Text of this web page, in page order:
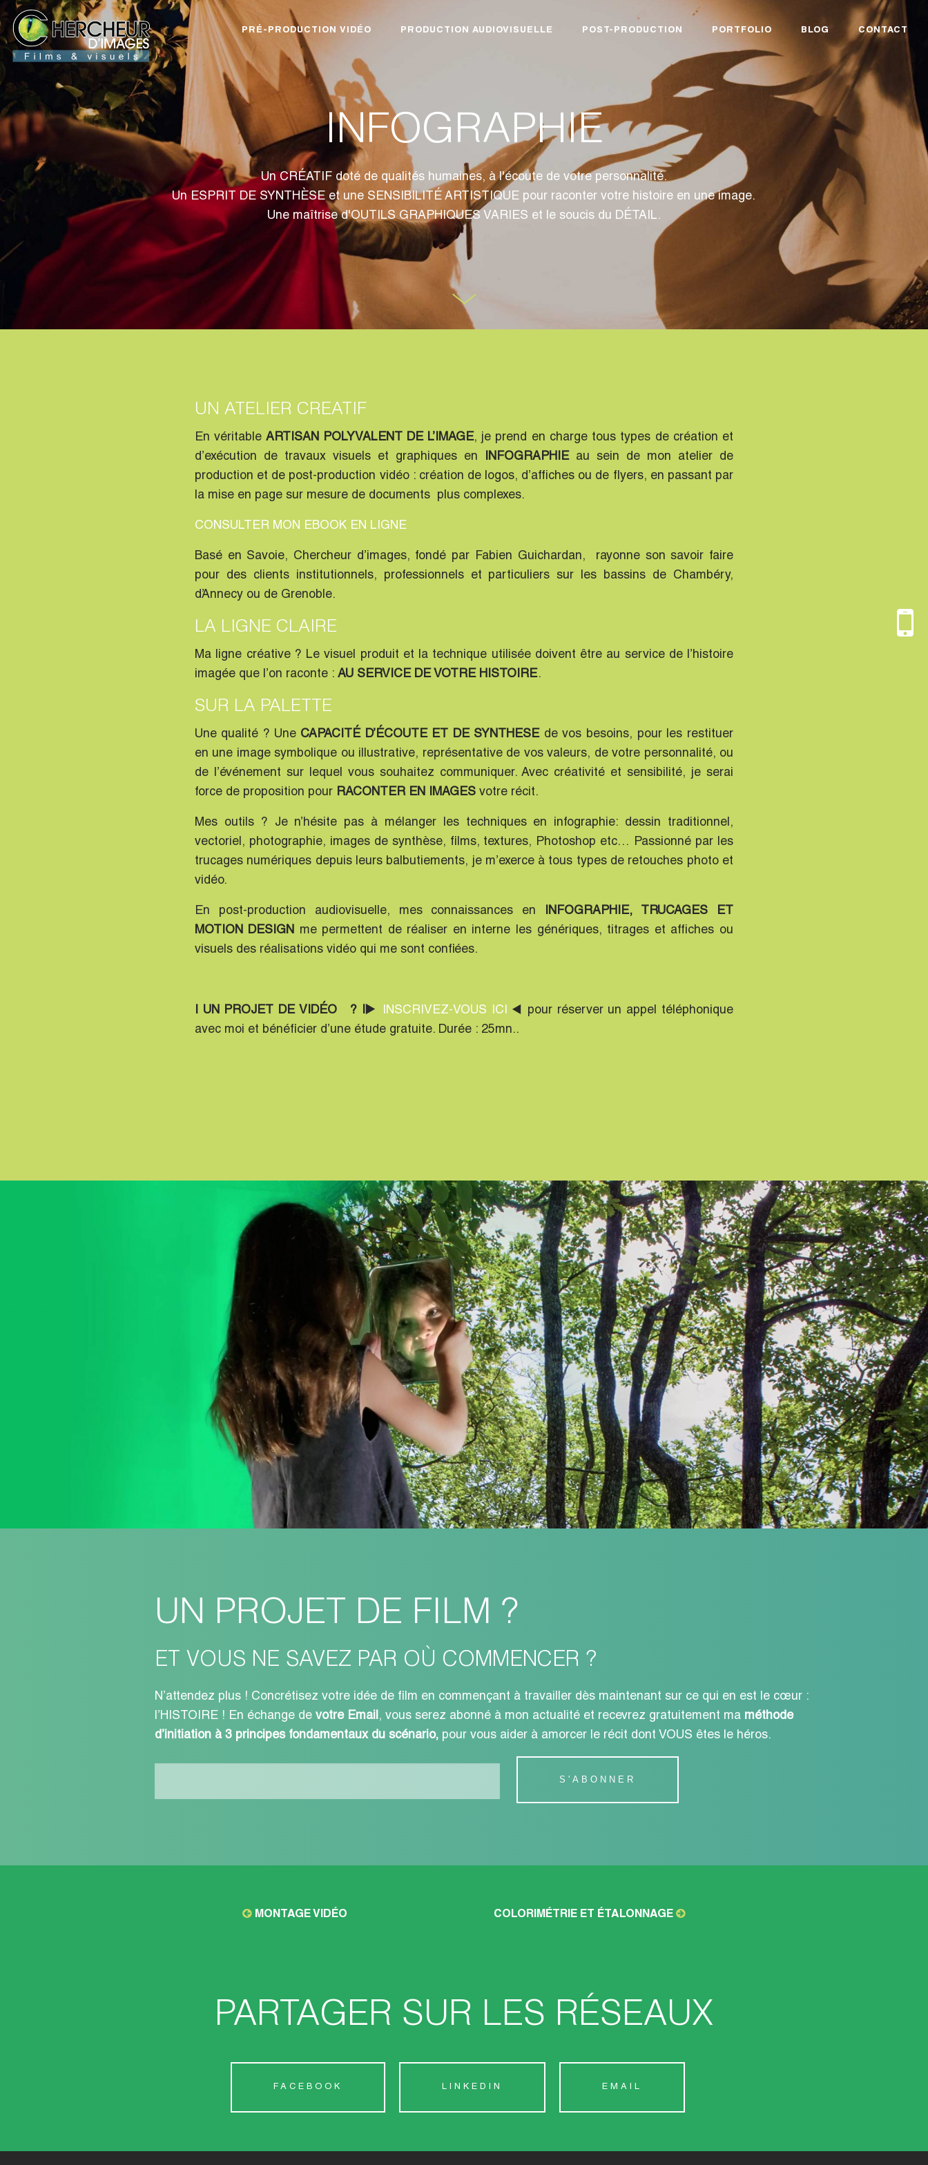
PRÉ-PRODUCTION VIDÉO PRODUCTION AUDIOVISUELLE POST-PRODUCTION PORTFOLIO BLOG CONTACT
INFOGRAPHIE
Un CRÉATIF doté de qualités humaines, à l'écoute de votre personnalité.
Un ESPRIT DE SYNTHÈSE et une SENSIBILITÉ ARTISTIQUE pour raconter votre histoire en une image.
Une maîtrise d'OUTILS GRAPHIQUES VARIES et le soucis du DÉTAIL.
UN ATELIER CREATIF
En véritable ARTISAN POLYVALENT DE L’IMAGE, je prend en charge tous types de création et
d’exécution de travaux visuels et graphiques en
INFOGRAPHIEau sein de mon atelier de
production et de post-production vidéo : création de logos, d’affiches ou de flyers, en passant par
la mise en page sur mesure de documents plus complexes.
CONSULTER MON EBOOK EN LIGNE
Basé en Savoie, Chercheur d’images, fondé par Fabien Guichardan, rayonne son savoir faire
pour des clients institutionnels, professionnels et particuliers sur les bassins de Chambéry,
d’Annecy ou de Grenoble.
LA LIGNE CLAIRE
Ma ligne créative ? Le visuel produit et la technique utilisée doivent être au service de l’histoire
imagée que l’on raconte : AU SERVICE DE VOTRE HISTOIRE.
SUR LA PALETTE
Une qualité ? Une CAPACITÉ D’ÉCOUTE ET DE SYNTHESEde vos besoins, pour les restituer
en une image symbolique ou illustrative, représentative de vos valeurs, de votre personnalité, ou
de l’événement sur lequel vous souhaitez communiquer. Avec créativité et sensibilité, je serai
force de proposition pour RACONTER EN IMAGES votre récit.
Mes outils ? Je n’hésite pas à mélanger les techniques en infographie: dessin traditionnel,
vectoriel, photographie, images de synthèse, films, textures, Photoshop etc… Passionné par les
trucages numériques depuis leurs balbutiements, je m’exerce à tous types de retouches photo et
vidéo.
En post-production audiovisuelle, mes connaissances en
INFOGRAPHIE, TRUCAGES ET
MOTION DESIGN me permettent de réaliser en interne les génériques, titrages et affiches ou
visuels des réalisations vidéo qui me sont confiées.
| UN PROJET DE VIDÉO ? |▶️ INSCRIVEZ-VOUS ICI ◀️ pour réserver un appel téléphonique
avec moi et bénéficier d’une étude gratuite. Durée : 25mn..
UN PROJET DE FILM ?
ET VOUS NE SAVEZ PAR OÙ COMMENCER ?
N’attendez plus ! Concrétisez votre idée de film en commençant à travailler dès maintenant sur ce qui en est le cœur :
l’HISTOIRE ! En échange de votre Email, vous serez abonné à mon actualité et recevrez gratuitement ma méthode
d’initiation à 3 principes fondamentaux du scénario, pour vous aider à amorcer le récit dont VOUS êtes le héros.
MONTAGE VIDÉO COLORIMÉTRIE ET ÉTALONNAGE
PARTAGER SUR LES RÉSEAUX
FACEBOOK LINKEDIN EMAIL